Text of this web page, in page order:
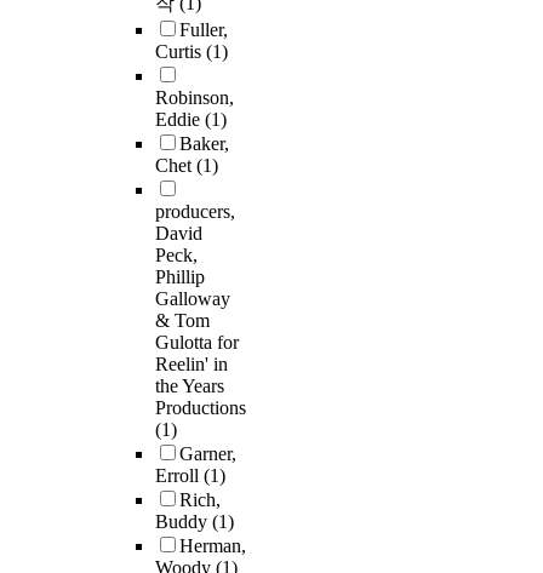
Fuller,
Curtis (1)
Robinson,
Eddie (1)
Baker,
Chet(1)
producers,
David
Peck,
Phillip
Galloway
& Tom
Gulotta for
Reelin' in
the Years
Productions
(1)
Garner,
Erroll (1)
Rich,
Buddy (1)
Herman,
Woody (1)